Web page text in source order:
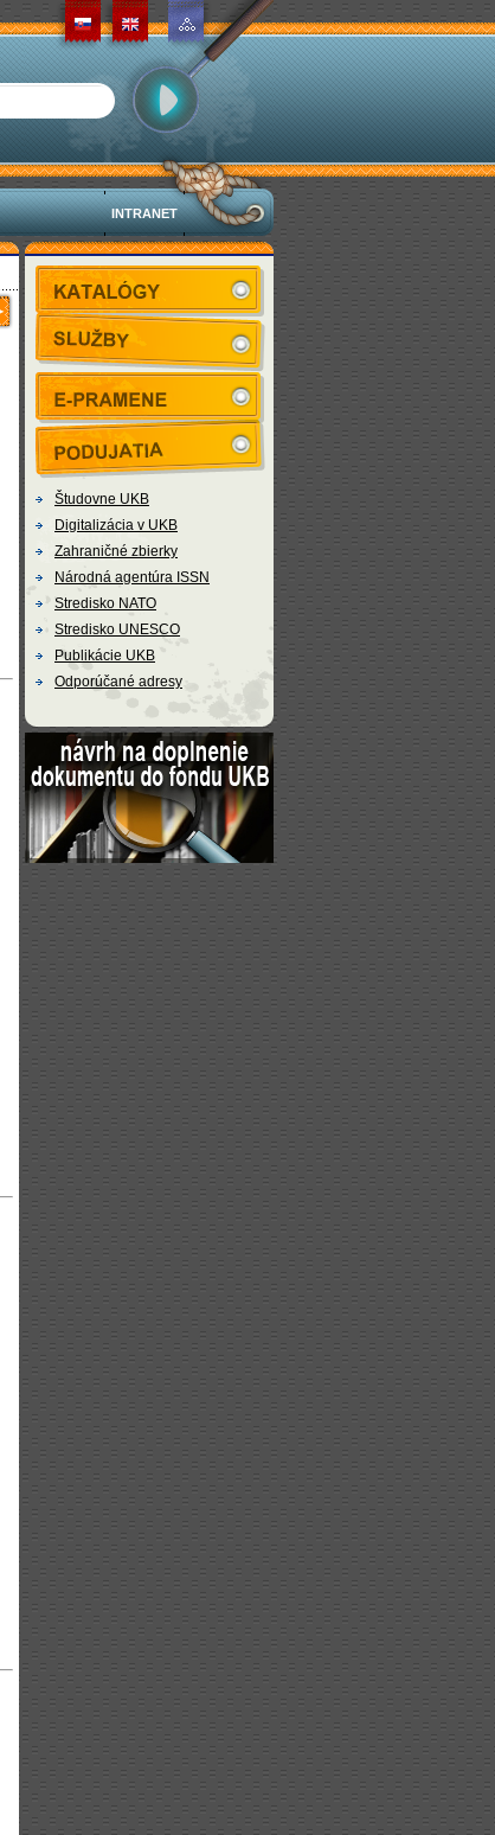
INTRANET
Študovne UKB
Digitalizácia v UKB
Zahraničné zbierky
Národná agentúra ISSN
Stredisko NATO
Stredisko UNESCO
Publikácie UKB
Odporúčané adresy